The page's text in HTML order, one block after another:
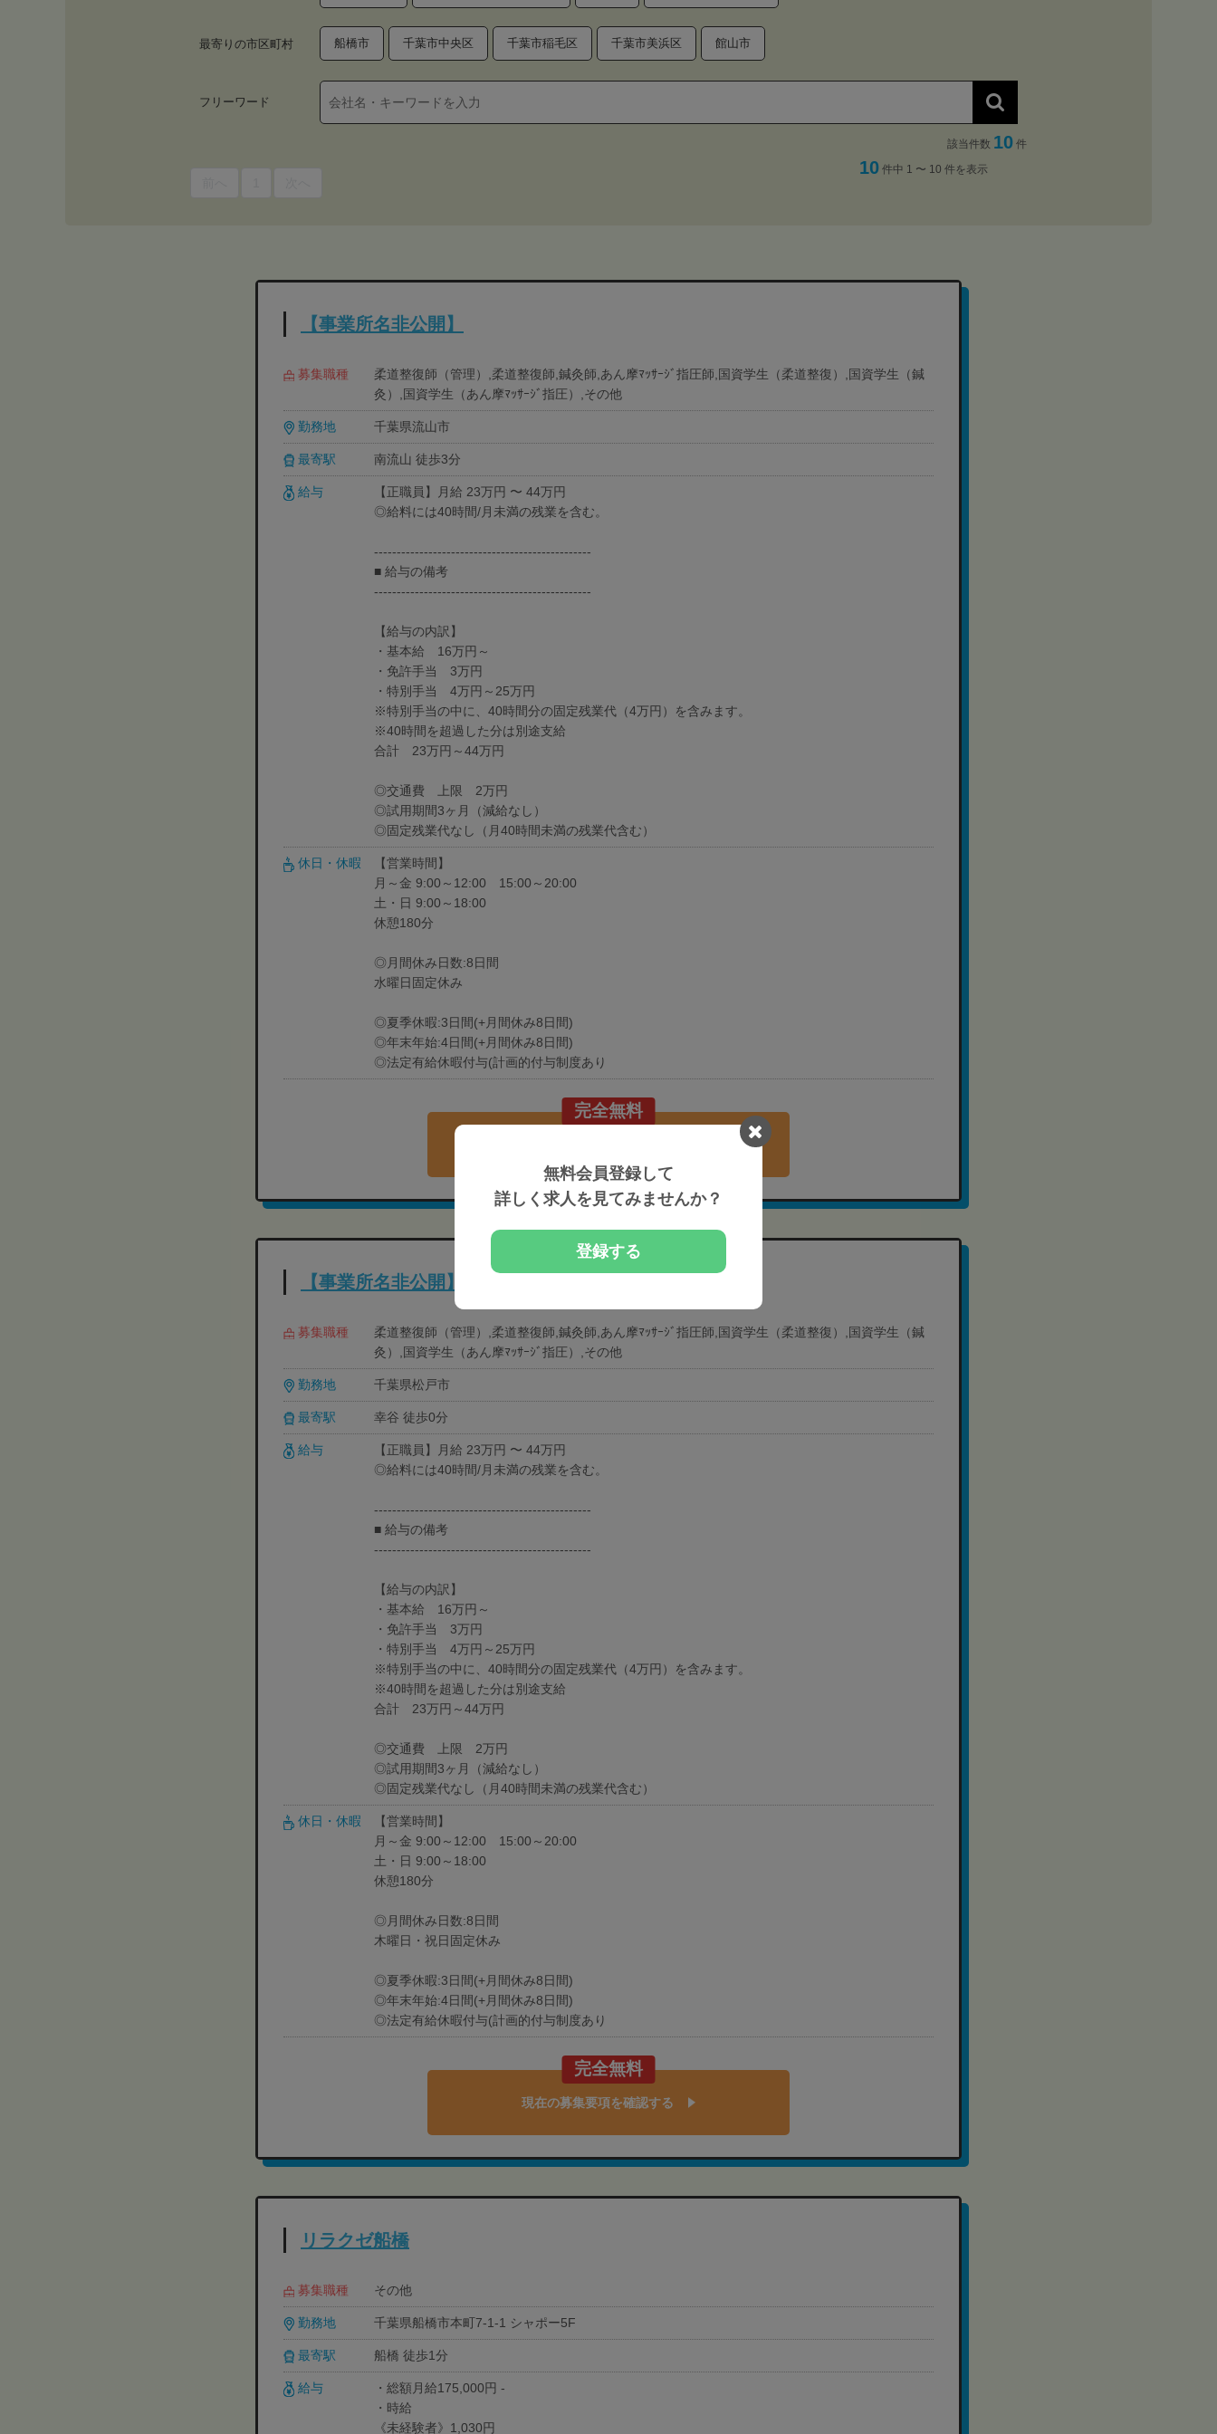
最寄りの市区町村 船橋市 千葉市中央区 千葉市稲毛区 千葉市美浜区 館山市
フリーワード
該当件数 10 件
10 件中 1 〜 10 件を表示
【事業所名非公開】
募集職種
柔道整復師（管理）,柔道整復師,鍼灸師,あん摩ﾏｯｻｰｼﾞ指圧師,国資学生（柔道整復）,国資学生（鍼
灸）,国資学生（あん摩ﾏｯｻｰｼﾞ指圧）,その他
勤務地 千葉県流山市
最寄駅 南流山 徒歩3分
給与
【正職員】月給 23万円 〜 44万円
◎給料には40時間/月未満の残業を含む。
------------------------------------------------
■ 給与の備考
------------------------------------------------
【給与の内訳】
・基本給 16万円～
・免許手当 3万円
・特別手当 4万円～25万円
※特別手当の中に、40時間分の固定残業代（4万円）を含みます。
※40時間を超過した分は別途支給
合計 23万円～44万円
◎交通費 上限 2万円
◎試用期間3ヶ月（減給なし）
◎固定残業代なし（月40時間未満の残業代含む）
休日・休暇
【営業時間】
月～金 9:00～12:00 15:00～20:00
土・日 9:00～18:00
休憩180分
◎月間休み日数:8日間
水曜日固定休み
◎夏季休暇:3日間(+月間休み8日間)
◎年末年始:4日間(+月間休み8日間)
◎法定有給休暇付与(計画的付与制度あり
完全無料
【事業所名非公開】
募集職種
柔道整復師（管理）,柔道整復師,鍼灸師,あん摩ﾏｯｻｰｼﾞ指圧師,国資学生（柔道整復）,国資学生（鍼
灸）,国資学生（あん摩ﾏｯｻｰｼﾞ指圧）,その他
勤務地 千葉県松戸市
最寄駅 幸谷 徒歩0分
給与
【正職員】月給 23万円 〜 44万円
◎給料には40時間/月未満の残業を含む。
------------------------------------------------
■ 給与の備考
------------------------------------------------
【給与の内訳】
・基本給 16万円～
・免許手当 3万円
・特別手当 4万円～25万円
※特別手当の中に、40時間分の固定残業代（4万円）を含みます。
※40時間を超過した分は別途支給
合計 23万円～44万円
◎交通費 上限 2万円
◎試用期間3ヶ月（減給なし）
◎固定残業代なし（月40時間未満の残業代含む）
休日・休暇
【営業時間】
月～金 9:00～12:00 15:00～20:00
土・日 9:00～18:00
休憩180分
◎月間休み日数:8日間
木曜日・祝日固定休み
◎夏季休暇:3日間(+月間休み8日間)
◎年末年始:4日間(+月間休み8日間)
◎法定有給休暇付与(計画的付与制度あり
完全無料
現在の募集要項を確認する
リラクゼ船橋
募集職種 その他
勤務地 千葉県船橋市本町7-1-1 シャポー5F
最寄駅 船橋 徒歩1分
給与
・総額月給175,000円 -
・時給
《未経験者》1,030円
無料会員登録して
詳しく求人を見てみませんか？
登録する